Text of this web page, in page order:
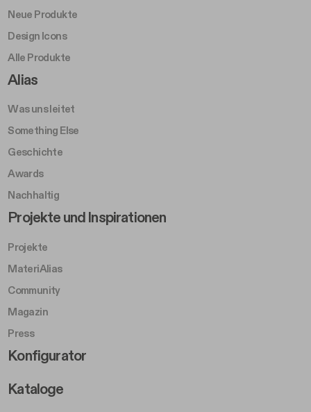
Neue Produkte
Design Icons
Alle Produkte
Footer Right A
Alias
Was uns leitet
Something Else
Geschichte
Awards
Nachhaltig
Footer Left Middle B
Projekte und Inspirationen
Projekte
MateriAlias
Community
Magazin
Press
Footer Right Middle B
Konfigurator
Kataloge